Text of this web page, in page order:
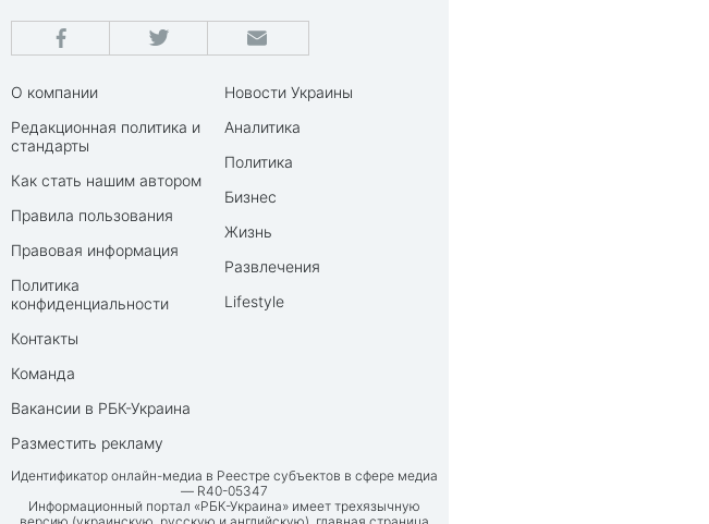
О компании
Редакционная политика и
стандарты
Как стать нашим автором
Правила пользования
Правовая информация
Политика
конфиденциальности
Контакты
Команда
Вакансии в РБК-Украина
Разместить рекламу
Новости Украины
Аналитика
Политика
Бизнес
Жизнь
Развлечения
Lifestyle
Идентификатор онлайн-медиа в Реестре субъектов в сфере медиа
— R40-05347
Информационный портал «РБК-Украина» имеет трехязычную